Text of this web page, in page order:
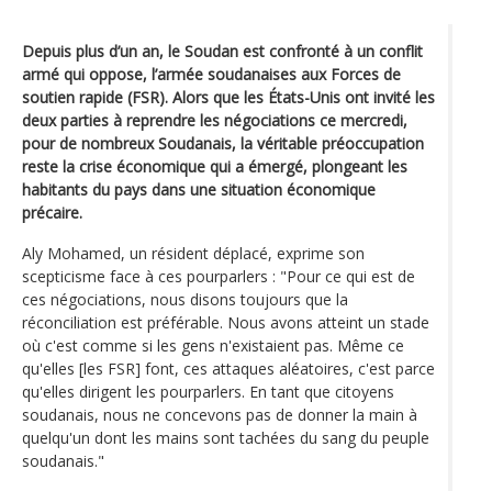
Depuis plus d’un an, le Soudan est confronté à un conflit
armé qui oppose, l’armée soudanaises aux Forces de
soutien rapide (FSR). Alors que les États-Unis ont invité les
deux parties à reprendre les négociations ce mercredi,
pour de nombreux Soudanais, la véritable préoccupation
reste la crise économique qui a émergé, plongeant les
habitants du pays dans une situation économique
précaire.
Aly Mohamed, un résident déplacé, exprime son
scepticisme face à ces pourparlers : "Pour ce qui est de
ces négociations, nous disons toujours que la
réconciliation est préférable. Nous avons atteint un stade
où c'est comme si les gens n'existaient pas. Même ce
qu'elles [les FSR] font, ces attaques aléatoires, c'est parce
qu'elles dirigent les pourparlers. En tant que citoyens
soudanais, nous ne concevons pas de donner la main à
quelqu'un dont les mains sont tachées du sang du peuple
soudanais."